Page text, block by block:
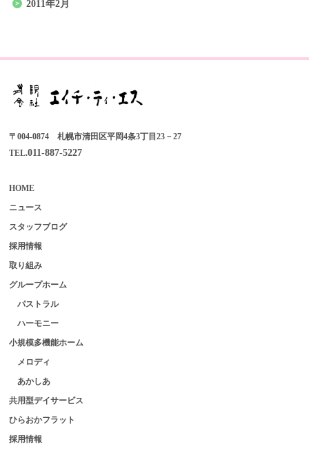
2011年2月
〒004-0874 札幌市清田区平岡4条3丁目23－27
TEL.011-887-5227
HOME
ニュース
スタッフブログ
採用情報
取り組み
グループホーム
パストラル
ハーモニー
小規模多機能ホーム
メロディ
あかしあ
共用型デイサービス
ひらおかフラット
採用情報